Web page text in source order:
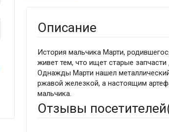
Описание
История мальчика Марти,
живет тем, что ищет старые
Однажды Марти нашел
ржавой железкой, а настоящим
мальчика.
Отзывы